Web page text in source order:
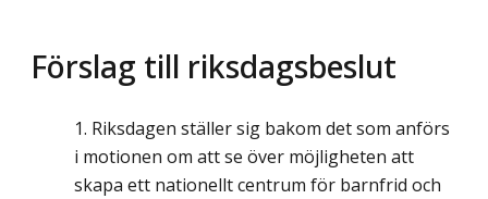
Förslag till riksdagsbeslut
Riksdagen ställer sig bakom det som anförs
i motionen om att se över möjligheten att
skapa ett nationellt centrum för barnfrid och